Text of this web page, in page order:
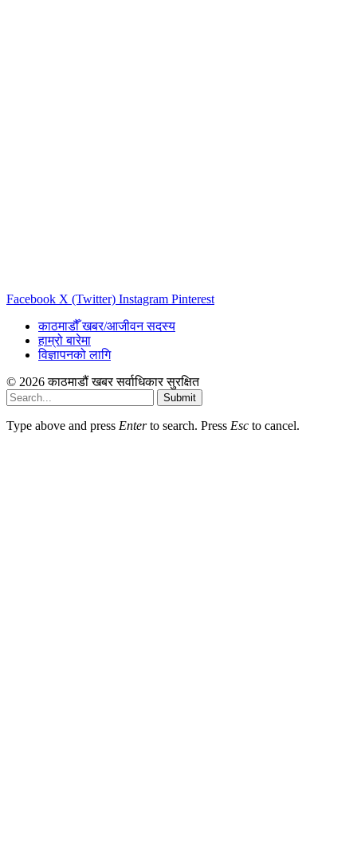
Facebook X (Twitter) Instagram Pinterest
काठमाडौँ खबर/आजीवन सदस्य
हाम्रो बारेमा
विज्ञापनको लागि
© 2026 काठमाडौं खबर सर्वाधिकार सुरक्षित
Submit
Type above and press Enterto search. Press Esc to cancel.